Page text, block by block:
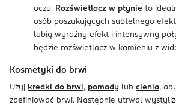
oczu. Rozświetlacz w płynie to
osób poszukujących subtelnego
lubią wyraźny efekt i intensywny
będzie rozświetlacz w kamieniu z
Kosmetyki do brwi
Użyj kredki do brwi, pomady lub cienia,
zdefiniować brwi. Następnie utrwal